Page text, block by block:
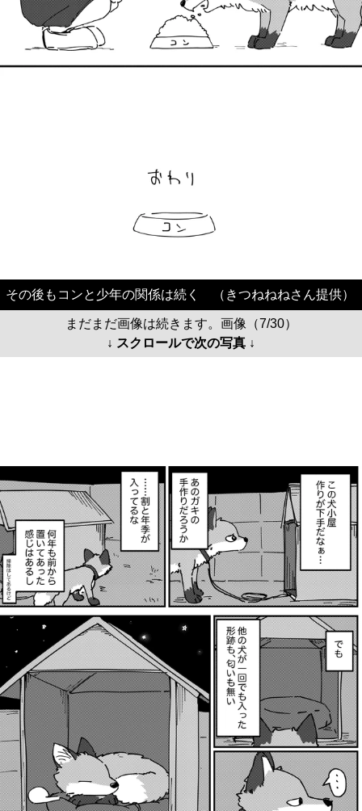
その後もコンと少年の関係は続く （きつねねねさん提供）
まだまだ画像は続きます。画像（7/30）
↓ スクロールで次の写真 ↓